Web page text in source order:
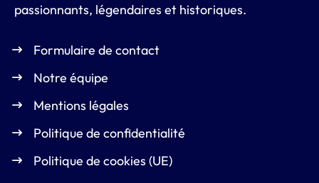
passionnants, légendaires et historiques.
Formulaire de contact
Notre équipe
Mentions légales
Politique de confidentialité
Politique de cookies (UE)